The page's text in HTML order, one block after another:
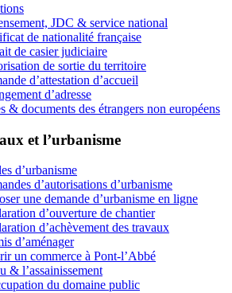
JDC & service national
de nationalité française
de casier judiciaire
de sortie du territoire
d’attestation d’accueil
d’adresse
& documents des étrangers non européens
et l’urbanisme
d’urbanisme
d’autorisations d’urbanisme
une demande d’urbanisme en ligne
d’ouverture de chantier
d’achèvement des travaux
d’aménager
un commerce à Pont-l’Abbé
& l’assainissement
du domaine public